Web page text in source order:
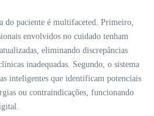
do paciente é multifaceted. Primeiro,
envolvidos no cuidado tenham
eliminando discrepâncias
inadequadas. Segundo, o sistema
inteligentes que identificam potenciais
ou contraindicações, funcionando